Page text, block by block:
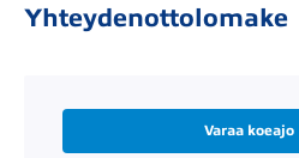
Yhteydenottolomake
Varaa koeajo